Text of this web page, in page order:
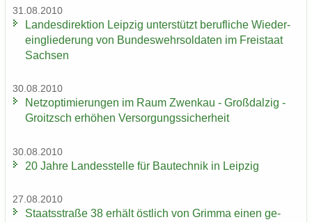
31.08.2010
Lan­des­di­rek­ti­on Leip­zig un­ter­stützt be­ruf­li­che Wie­der­
ein­glie­de­rung von Bun­des­wehr­sol­da­ten im Frei­staat
Sach­sen
30.08.2010
Netz­op­ti­mie­run­gen im Raum Zwenkau - Groß­dal­zig -
Groitzsch er­hö­hen Ver­sor­gungs­si­cher­heit
30.08.2010
20 Jahre Lan­des­stel­le für Bau­tech­nik in Leip­zig
27.08.2010
Staats­stra­ße 38 er­hält öst­lich von Grim­ma einen ge­